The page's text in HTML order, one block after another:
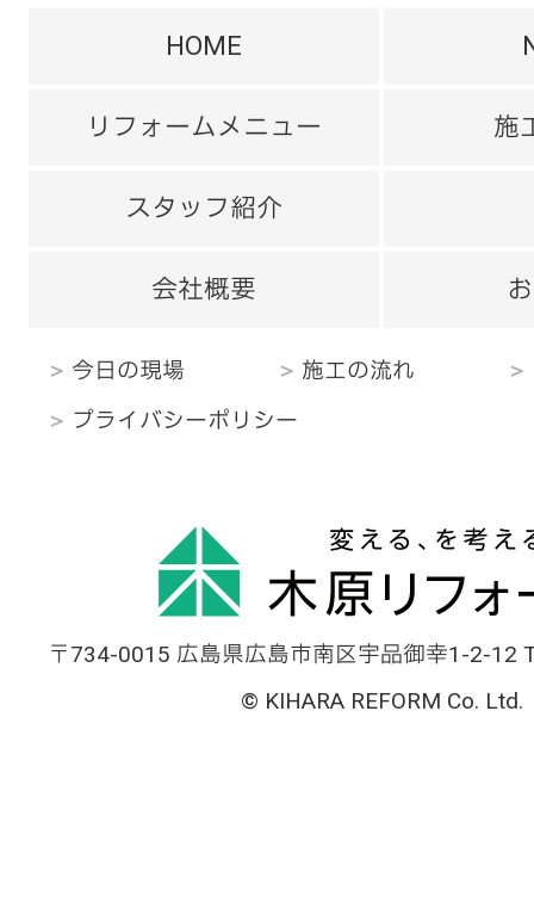
HOME
リフォームメニュー 施
スタッフ紹介
会社概要
今日の現場 施工の流れ
プライバシーポリシー
〒734-0015 広島県広島市南区宇品御幸1-2-12
© KIHARA REFORM Co. Ltd.